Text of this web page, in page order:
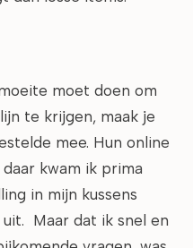
moet doen om
te krijgen, maak je
mee. Hun online
kwam ik prima
in mijn kussens
uit. Maar dat ik snel en